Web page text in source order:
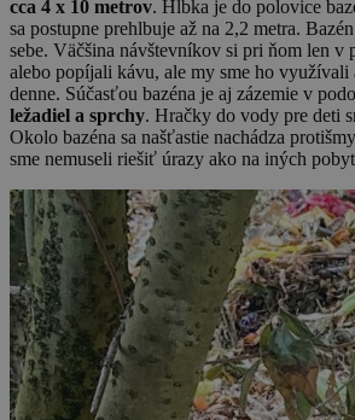
cca 4 x 10 metrov. Hĺbka je do polovice
sa postupne prehlbuje až na 2,2 metra.
sebe. Väčšina návštevníkov si pri ňom len v
alebo popíjali kávu, ale my sme ho
denne. Súčasťou bazéna je aj zázemie v
ležadiel a sprchy. Hračky do vody pre deti
Okolo bazéna sa našťastie nachádza
sme nemuseli riešiť úrazy ako na iných